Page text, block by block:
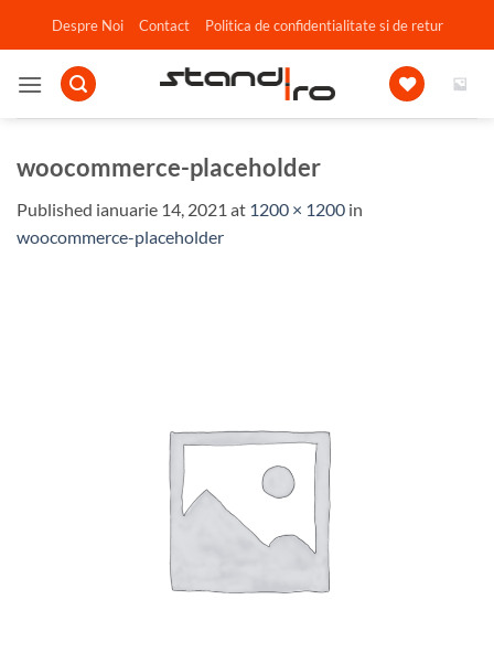
Despre Noi Contact Politica de confidentialitate si de retur
woocommerce-placeholder
Published ianuarie 14, 2021 at 1200 × 1200 in
woocommerce-placeholder